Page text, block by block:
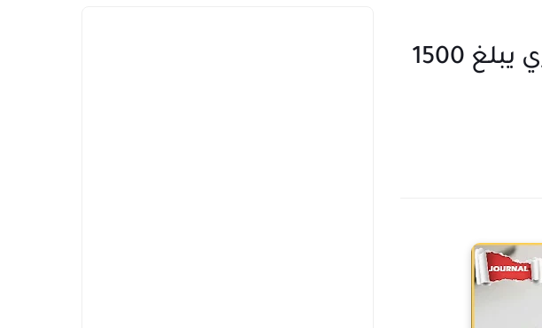
هامّ : إنتداب مجموعة من الكاتبات الطبيات بأجر شهري يبلغ 1500